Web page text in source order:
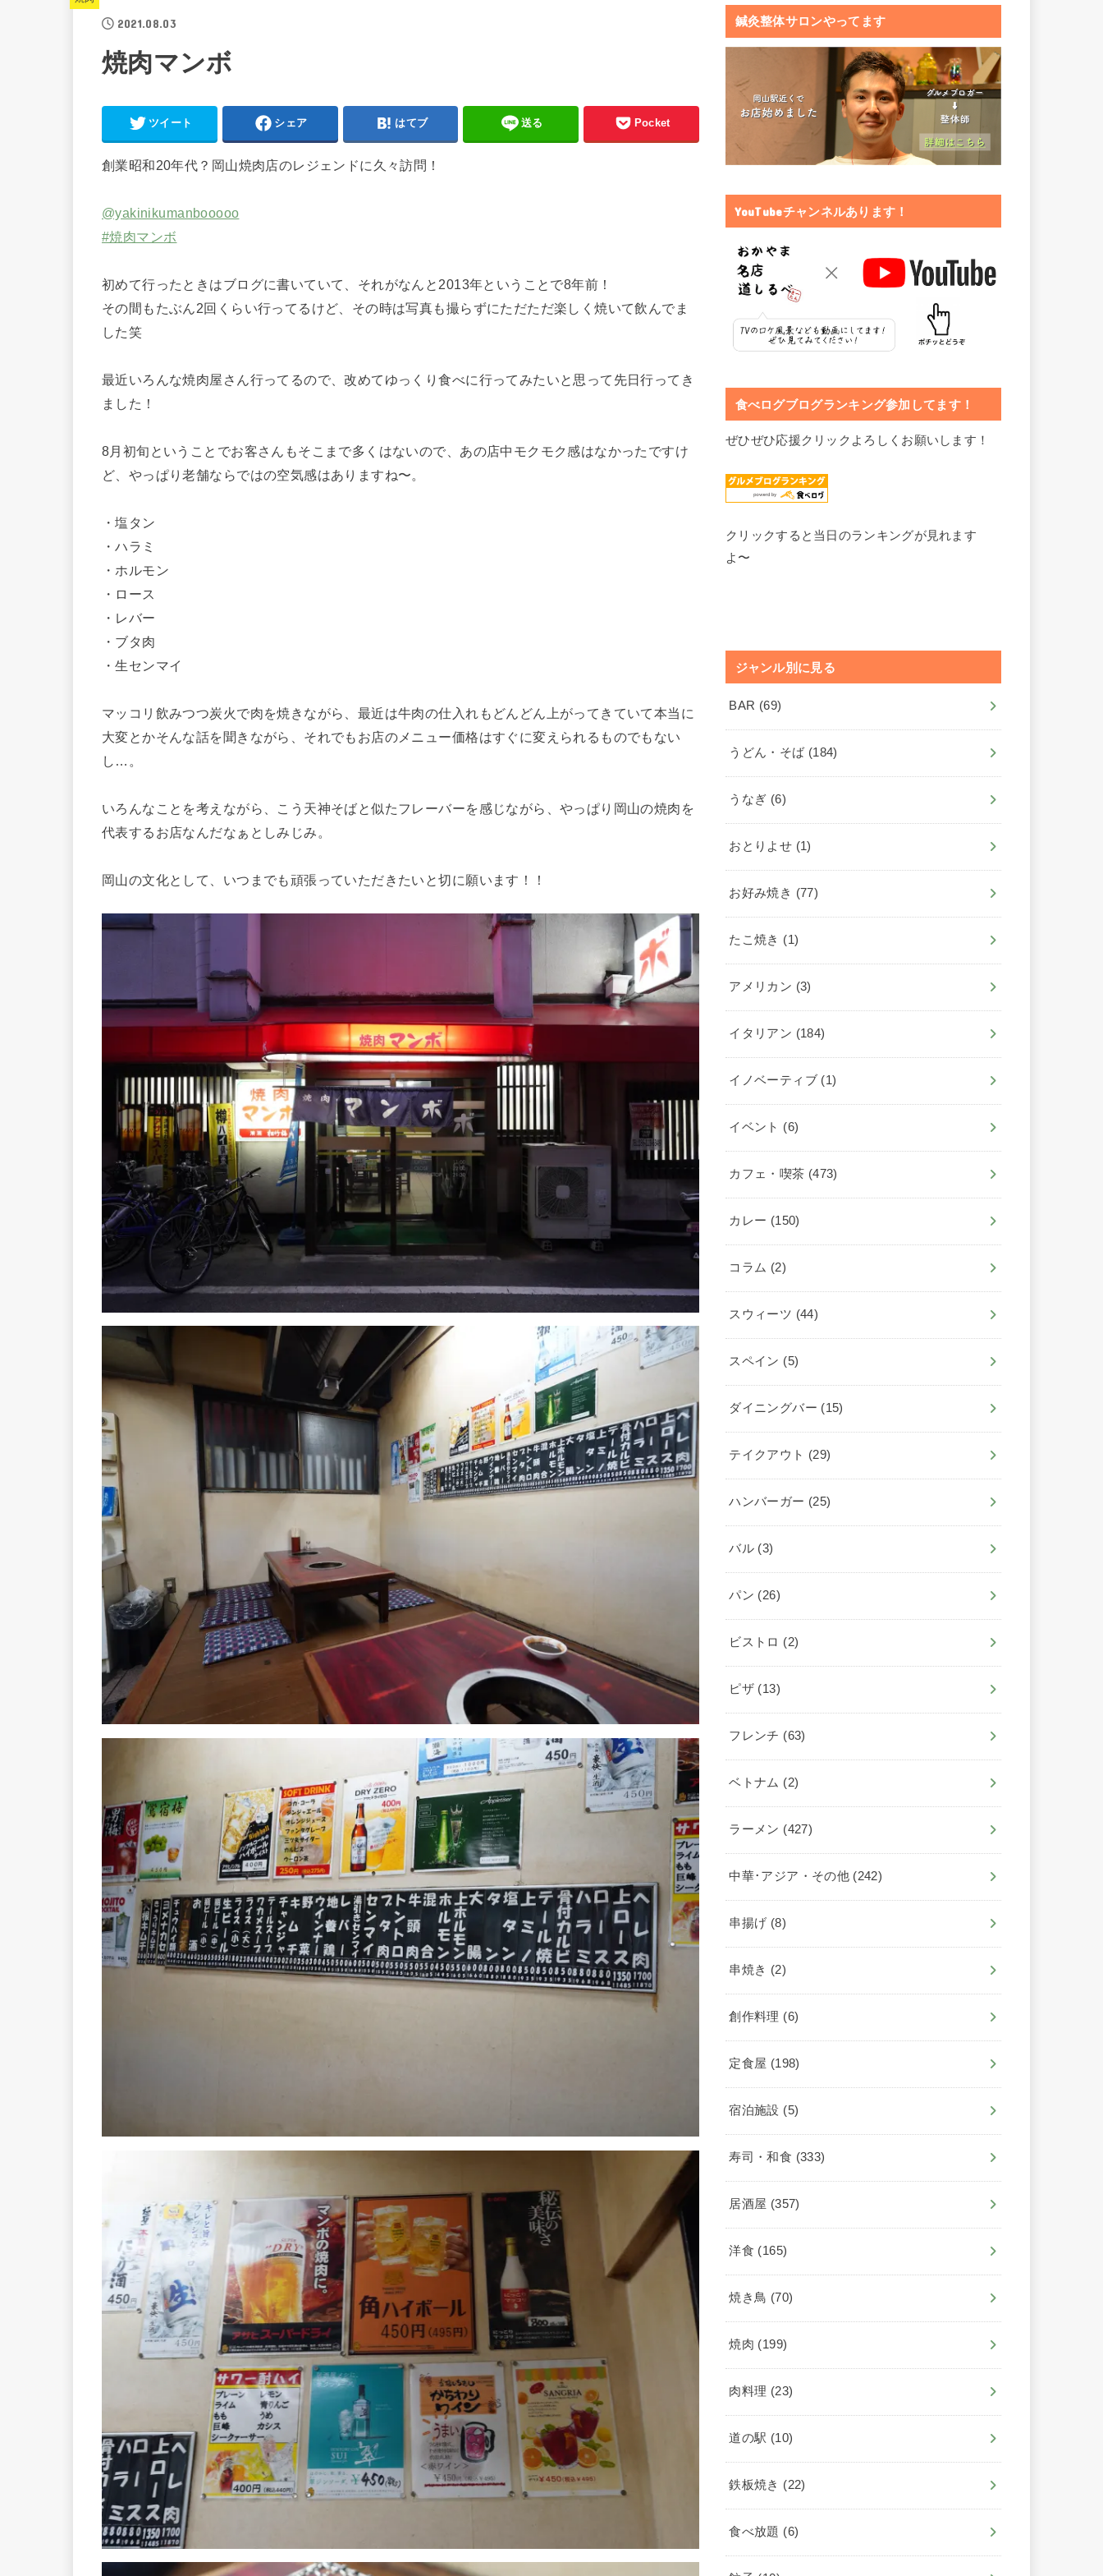
2021.08.03
焼肉マンボ
ツイート シェア はてブ 送る Pocket
創業昭和20年代？岡山焼肉店のレジェンドに久々訪問！
@yakinikumanbooooo
#焼肉マンボ
初めて行ったときはブログに書いていて、それがなんと2013年ということで8年前！
その間もたぶん2回くらい行ってるけど、その時は写真も撮らずにただただ楽しく焼いて飲んでま
した笑
最近いろんな焼肉屋さん行ってるので、改めてゆっくり食べに行ってみたいと思って先日行ってき
ました！
8月初旬ということでお客さんもそこまで多くはないので、あの店中モクモク感はなかったですけ
ど、やっぱり老舗ならではの空気感はありますね〜。
・塩タン
・ハラミ
・ホルモン
・ロース
・レバー
・ブタ肉
・生センマイ
マッコリ飲みつつ炭火で肉を焼きながら、最近は牛肉の仕入れもどんどん上がってきていて本当に
大変とかそんな話を聞きながら、それでもお店のメニュー価格はすぐに変えられるものでもない
し…。
いろんなことを考えながら、こう天神そばと似たフレーバーを感じながら、やっぱり岡山の焼肉を
代表するお店なんだなぁとしみじみ。
岡山の文化として、いつまでも頑張っていただきたいと切に願います！！
鍼灸整体サロンやってます
YouTubeチャンネルあります！
食べログブログランキング参加してます！
ぜひぜひ応援クリックよろしくお願いします！
クリックすると当日のランキングが見れます
よ〜
ジャンル別に見る
BAR (69)
うどん・そば (184)
うなぎ (6)
おとりよせ (1)
お好み焼き (77)
たこ焼き (1)
アメリカン (3)
イタリアン (184)
イノベーティブ (1)
イベント (6)
カフェ・喫茶 (473)
カレー (150)
コラム (2)
スウィーツ (44)
スペイン (5)
ダイニングバー (15)
テイクアウト (29)
ハンバーガー (25)
バル (3)
パン (26)
ビストロ (2)
ピザ (13)
フレンチ (63)
ベトナム (2)
ラーメン (427)
中華･アジア・その他 (242)
串揚げ (8)
串焼き (2)
創作料理 (6)
定食屋 (198)
宿泊施設 (5)
寿司・和食 (333)
居酒屋 (357)
洋食 (165)
焼き鳥 (70)
焼肉 (199)
肉料理 (23)
道の駅 (10)
鉄板焼き (22)
食べ放題 (6)